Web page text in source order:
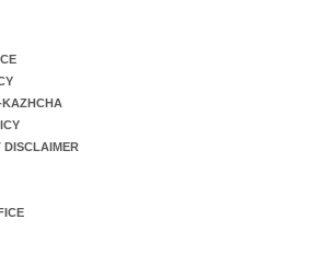
KAZHCHA
DISCLAIMER